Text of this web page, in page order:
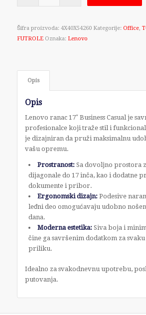
Šifra proizvoda: 4X40X54260 Kategorije: Office,
FUTROLE Oznaka: Lenovo
Opis
Opis
Lenovo ranac 17″ Business Casual je
profesionalce koji traže stil i
je dizajniran da pruži maksimalnu
vašu opremu.
Prostranost:Sa dovoljno prostora
dijagonale do 17 inča, kao i dodatne
dokumente i pribor.
Ergonomski dizajn:Podesive
leđni deo omogućavaju udobno
dana.
Moderna estetika:Siva boja i
čine ga savršenim dodatkom za
priliku.
Idealno za svakodnevnu upotrebu,
putovanja.